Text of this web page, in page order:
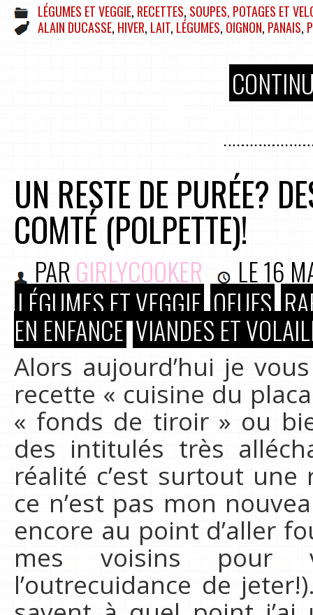
LÉGUMES ET VEGGIE, RECETTES, SOUPES, POTAGES ET
ALAIN DUCASSE, HIVER, LAIT, LÉGUMES, OIGNON, PANAIS,
UN RESTE DE PURÉE?
COMTÉ (POLPETTE)!
PAR GIRLYCOOKER LE16
LÉGUMES ET VEGGIE OEUFS
EN ENFANCE VIANDES ET
Alors aujourd’hui je
recette « cuisine du
« fonds de tiroir » ou
des intitulés très
réalité c’est surtout
ce n’est pas mon
encore au point d’aller
mes voisins pour
l’outrecuidance de